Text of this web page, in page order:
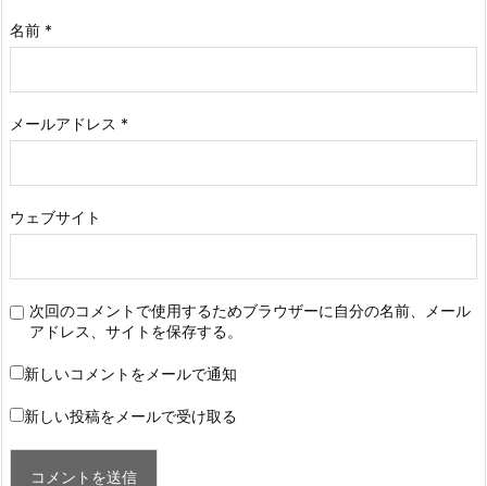
名前 *
メールアドレス *
ウェブサイト
次回のコメントで使用するためブラウザーに自分の名前、メール
アドレス、サイトを保存する。
新しいコメントをメールで通知
新しい投稿をメールで受け取る